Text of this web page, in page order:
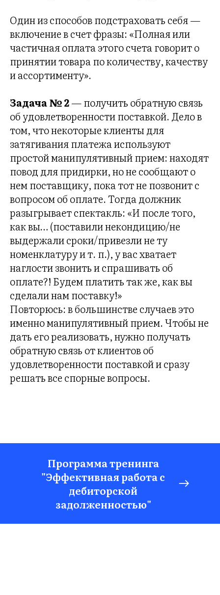
Один из способов подстраховать себя —
включение в счет фразы: «Полная или
частичная оплата этого счета говорит о
принятии товара по количеству, качеству
и ассортименту».
Задача № 2— получить обратную связь
об удовлетворенности поставкой. Дело в
том, что некоторые клиенты для
затягивания платежа используют
простой манипулятивный прием: находят
повод для придирки, но не сообщают о
нем поставщику, пока тот не позвонит с
вопросом об оплате. Тогда должник
разыгрывает спектакль: «И после того,
как вы… (поставили некондицию/не
выдержали сроки/привезли не ту
номенклатуру и т. п.), у вас хватает
наглости звонить и спрашивать об
оплате?! Будем платить так же, как вы
сделали нам поставку!»
Повторюсь: в большинстве случаев это
именно манипулятивный прием. Чтобы не
дать его реализовать, нужно получать
обратную связь от клиентов об
удовлетворенности поставкой и сразу
решать все спорные вопросы.
Программа тренинга
"Эффективная работа с
дебиторской
задолженностью"